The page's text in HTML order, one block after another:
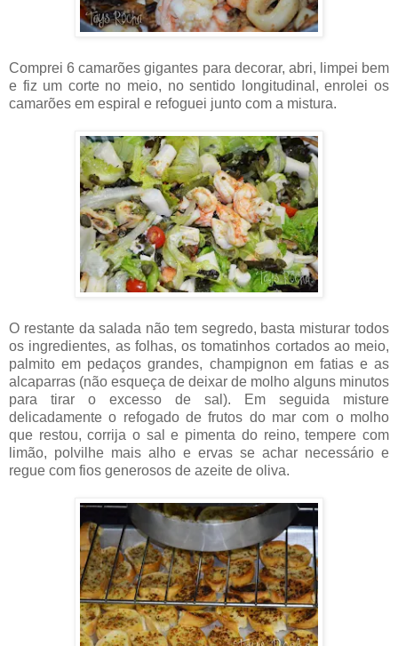
Comprei 6 camarões gigantes para decorar, abri, limpei bem
e fiz um corte no meio, no sentido longitudinal, enrolei os
camarões em espiral e refoguei junto com a mistura.
O restante da salada não tem segredo, basta misturar todos
os ingredientes, as folhas, os tomatinhos cortados ao meio,
palmito em pedaços grandes, champignon em fatias e as
alcaparras (não esqueça de deixar de molho alguns minutos
para tirar o excesso de sal). Em seguida misture
delicadamente o refogado de frutos do mar com o molho
que restou, corrija o sal e pimenta do reino, tempere com
limão, polvilhe mais alho e ervas se achar necessário e
regue com fios generosos de azeite de oliva.